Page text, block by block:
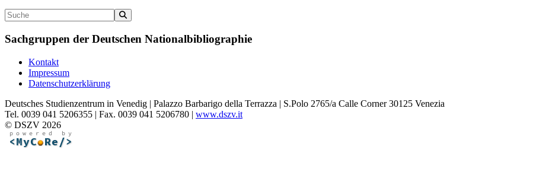
Sachgruppen der Deutschen Nationalbibliographie
Kontakt
Impressum
Datenschutzerklärung
Deutsches Studienzentrum in Venedig | Palazzo Barbarigo della Terrazza | S.Polo 2765/a Calle Corner 30125 Venezia
Tel. 0039 041 5206355 | Fax. 0039 041 5206780 | www.dszv.it
© DSZV 2026